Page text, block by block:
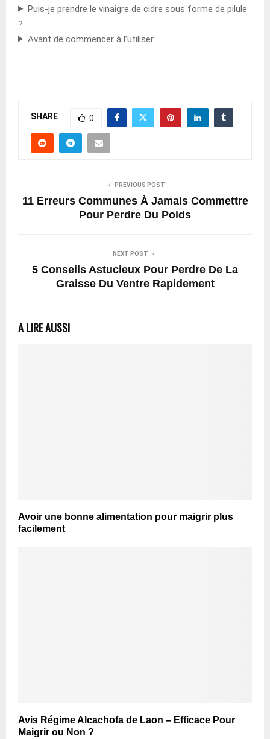
Puis-je prendre le vinaigre de cidre sous forme de pilule
?
Avant de commencer à l’utiliser…
SHARE 0
PREVIOUS POST
11 Erreurs Communes À Jamais Commettre
Pour Perdre Du Poids
NEXT POST
5 Conseils Astucieux Pour Perdre De La
Graisse Du Ventre Rapidement
A LIRE AUSSI
Avoir une bonne alimentation pour maigrir plus
facilement
Avis Régime Alcachofa de Laon – Efficace Pour
Maigrir ou Non ?